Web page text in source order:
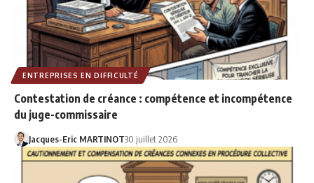
ENTREPRISES EN DIFFICULTÉ
Contestation de créance : compétence et incompétence
du juge-commissaire
Jacques-Eric MARTINOT30 juillet 2026